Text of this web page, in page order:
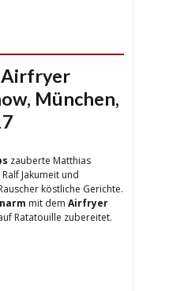
Airfryer
München,
zauberte Matthias
Jakumeit und
köstliche Gerichte.
mit dem Airfryer
Ratatouille zubereitet.